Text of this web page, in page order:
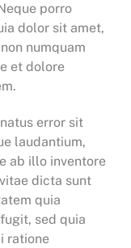
porro
dolor sit amet,
numquam
et dolore
error sit
laudantium,
ab illo inventore
dicta sunt
quia
sed quia
ratione